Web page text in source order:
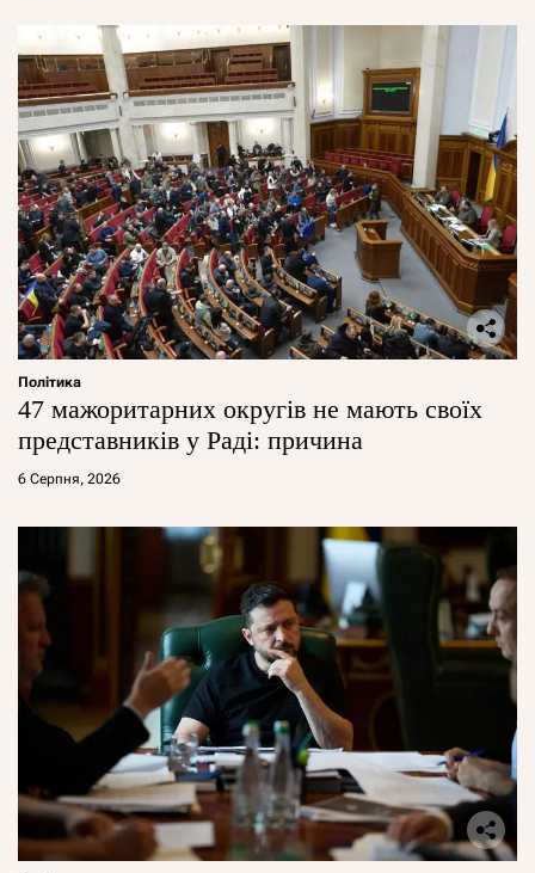
Політика
47 мажоритарних округів не мають своїх
представників у Раді: причина
6 Серпня, 2026